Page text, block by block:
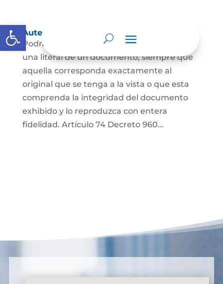
Abrir barra de herramientas
Autenticación de Copias
Podrá autenticarse una copia mecánica o
una literal de un documento, siempre que
aquella corresponda exactamente al
original que se tenga a la vista o que esta
comprenda la integridad del documento
exhibido y lo reproduzca con entera
fidelidad. Artículo 74 Decreto 960...